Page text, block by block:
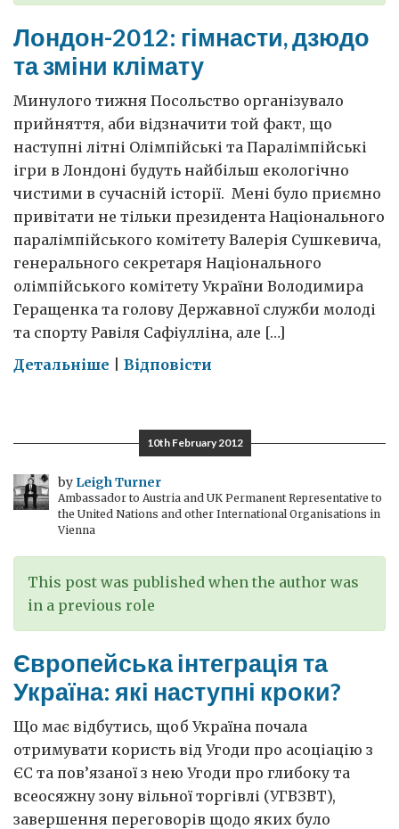
Лондон-2012: гімнасти, дзюдо
та зміни клімату
Минулого тижня Посольство організувало
прийняття, аби відзначити той факт, що
наступні літні Олімпійські та Паралімпійські
ігри в Лондоні будуть найбільш екологічно
чистими в сучасній історії. Мені було приємно
привітати не тільки президента Національного
паралімпійського комітету Валерія Сушкевича,
генерального секретаря Національного
олімпійського комітету України Володимира
Геращенка та голову Державної служби молоді
та спорту Равіля Сафіулліна, але […]
Детальніше on
дзюдо
зміни
клімату
Відповісти
10th February 2012
by Leigh Turner
Ambassador to Austria and UK Permanent Representative to
the United Nations and other International Organisations in
Vienna
This post was published when the author was
in a previous role
Європейська інтеграція та
Україна: які наступні кроки?
Що має відбутись, щоб Україна почала
отримувати користь від Угоди про асоціацію з
ЄС та пов’язаної з нею Угоди про глибоку та
всеосяжну зону вільної торгівлі (УГВЗВТ),
завершення переговорів щодо яких було